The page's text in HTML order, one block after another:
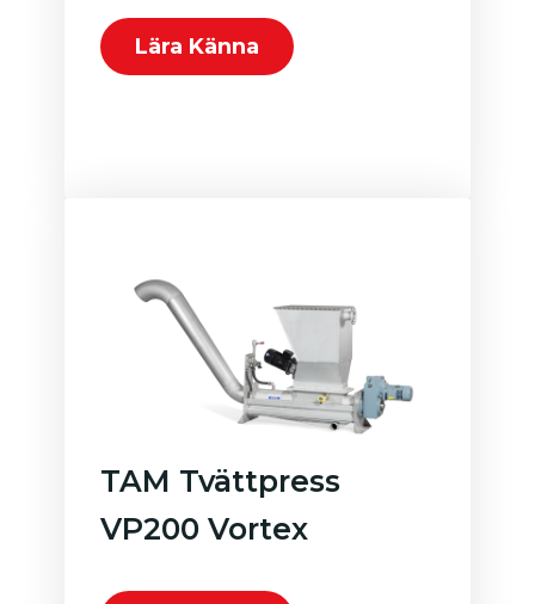
Lära Känna
TAM Tvättpress
VP200 Vortex